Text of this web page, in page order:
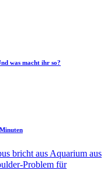
was macht ihr so?
bricht aus Aquarium aus
Problem für